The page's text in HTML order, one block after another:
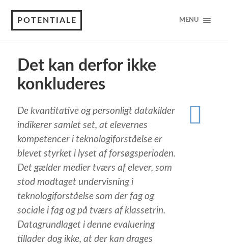
POTENTIALE MENU
Det kan derfor ikke
konkluderes
De kvantitative og personligt datakilder
indikerer samlet set, at elevernes
kompetencer i teknologiforståelse er
blevet styrket i lyset af forsøgsperioden.
Det gælder medier tværs af elever, som
stod modtaget undervisning i
teknologiforståelse som der fag og
sociale i fag og på tværs af klassetrin.
Datagrundlaget i denne evaluering
tillader dog ikke, at der kan drages